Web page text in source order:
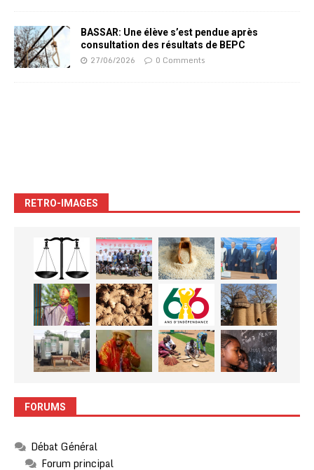
BASSAR: Une élève s’est pendue après
consultation des résultats de BEPC
27/06/2026 0 Comments
RETRO-IMAGES
FORUMS
Débat Général
Forum principal